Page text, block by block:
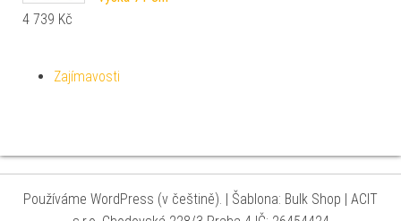
4 739 Kč
Zajímavosti
Používáme WordPress (v češtině). | Šablona: Bulk Shop | ACIT